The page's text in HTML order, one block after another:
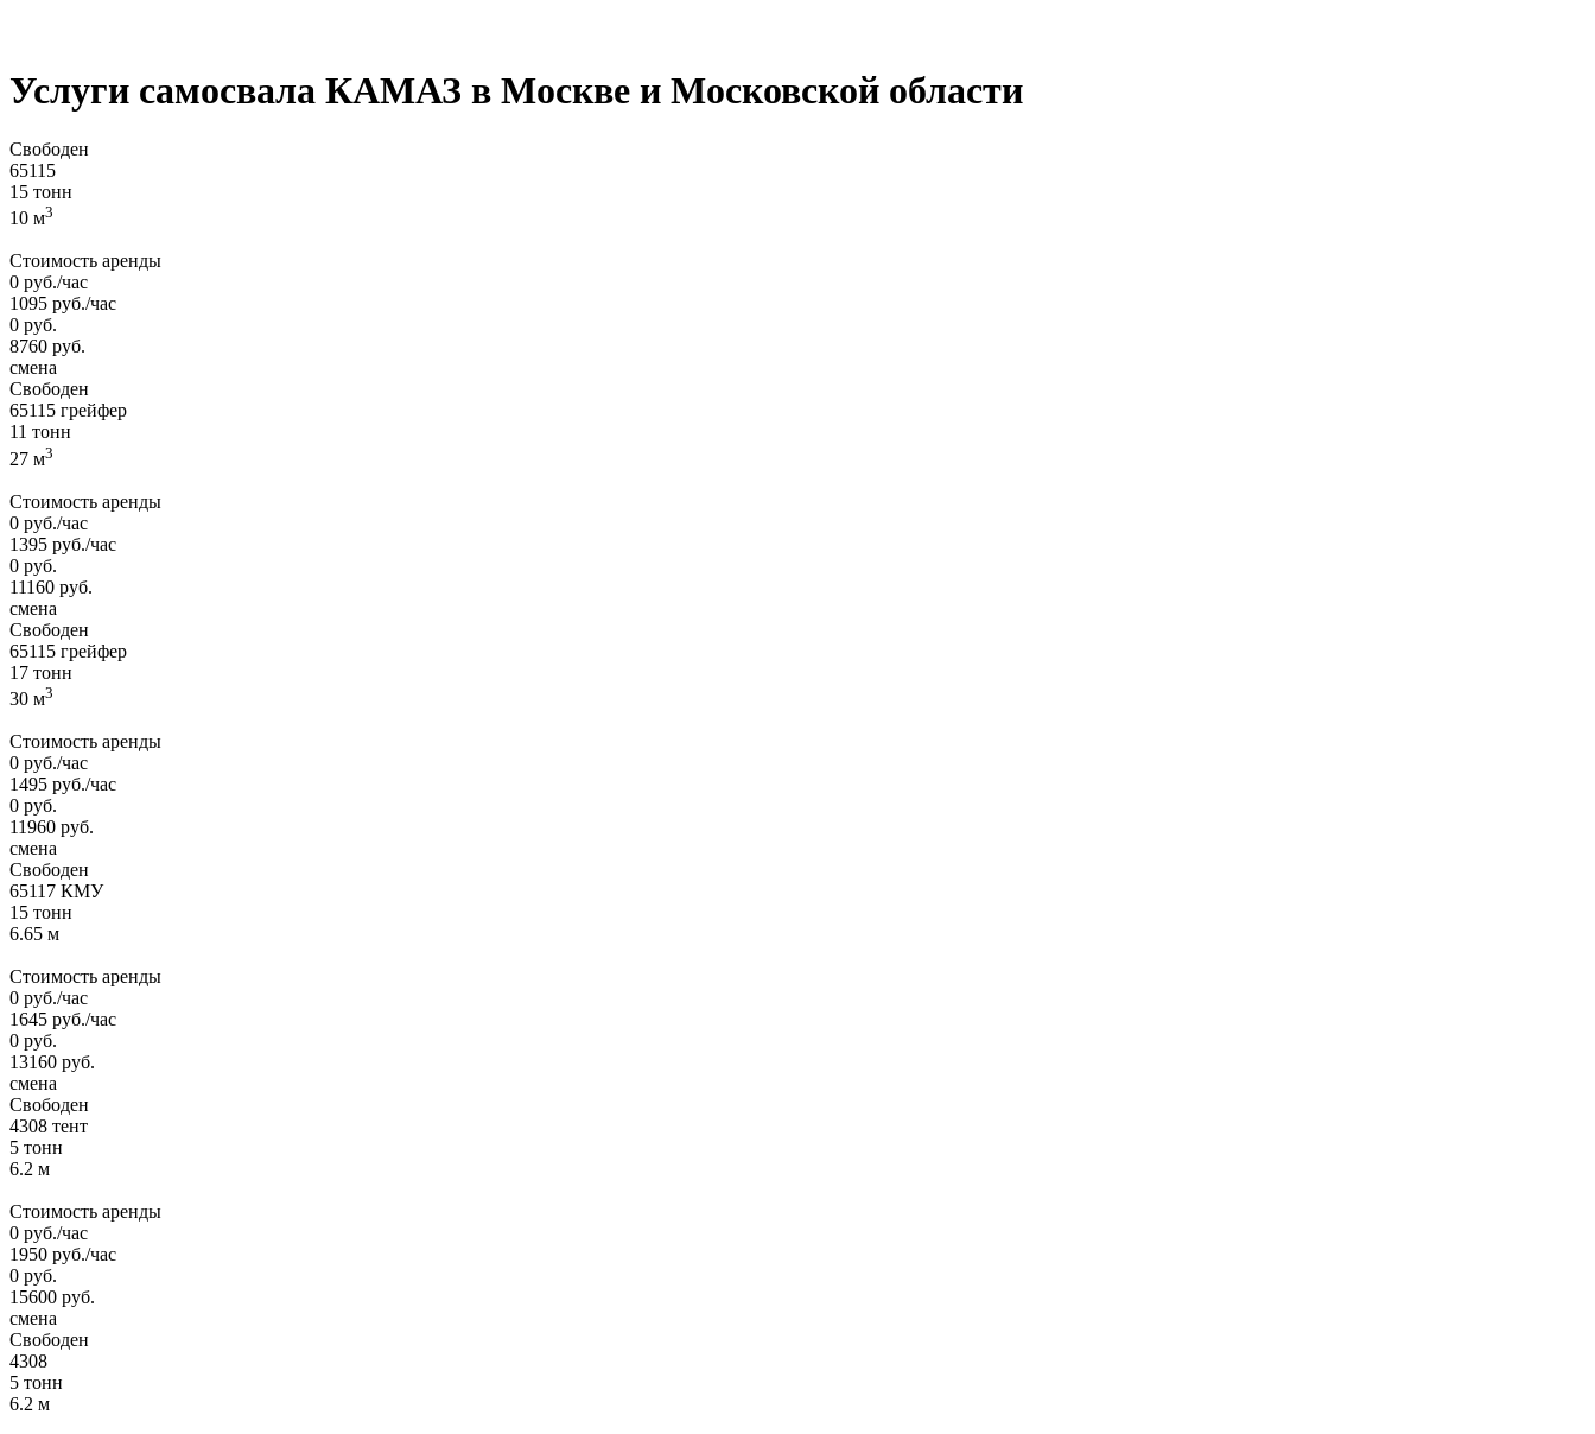
Услуги самосвала КАМАЗ в Москве и Московской области
Свободен
65115
15 тонн
10 м3
Стоимость аренды
0 руб./час
1095 руб./час
0 руб.
8760 руб.
смена
Свободен
65115 грейфер
11 тонн
27 м3
Стоимость аренды
0 руб./час
1395 руб./час
0 руб.
11160 руб.
смена
Свободен
65115 грейфер
17 тонн
30 м3
Стоимость аренды
0 руб./час
1495 руб./час
0 руб.
11960 руб.
смена
Свободен
65117 КМУ
15 тонн
6.65 м
Стоимость аренды
0 руб./час
1645 руб./час
0 руб.
13160 руб.
смена
Свободен
4308 тент
5 тонн
6.2 м
Стоимость аренды
0 руб./час
1950 руб./час
0 руб.
15600 руб.
смена
Свободен
4308
5 тонн
6.2 м